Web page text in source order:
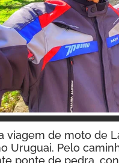
viagem de moto de
Uruguai. Pelo
ponte de pedra,